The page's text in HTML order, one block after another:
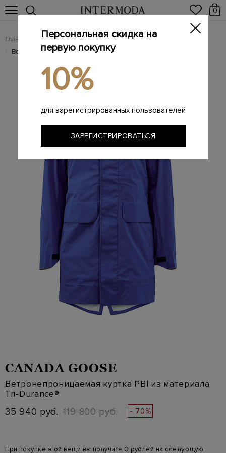
0
Главная Мужчинам / Одежда / Куртки
/ Ветронепроницаемая куртка PBI из материала Tri-Durance®
CANADA GOOSE
Ветронепроницаемая куртка PBI из материала
Tri-Durance®
35 940 руб. 119 800 руб. - 70%
При покупке этой вещи вы получите 0 рублей на следующую
Персональная скидка на
первую покупку
10%
для зарегистрированных пользователей
ЗАРЕГИСТРИРОВАТЬСЯ